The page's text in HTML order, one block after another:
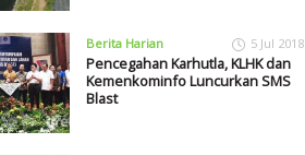
Berita Harian 5 Jul 2018
Pencegahan Karhutla, KLHK dan
Kemenkominfo Luncurkan SMS
Blast